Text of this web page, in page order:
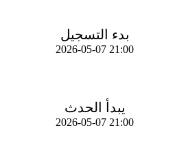
بدء التسجيل
2026-05-07 21:00
يبدأ الحدث
2026-05-07 21:00